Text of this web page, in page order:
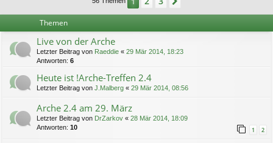
Themen
Live von der Arche
Letzter Beitrag von Raeddie « 29 Mär 2014, 18:23
Antworten: 6
Heute ist !Arche-Treffen 2.4
Letzter Beitrag von J.Malberg « 29 Mär 2014, 08:56
Arche 2.4 am 29. März
Letzter Beitrag von DrZarkov « 28 Mär 2014, 18:09
Antworten: 10 1 2